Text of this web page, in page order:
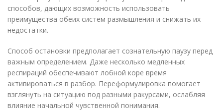
способов, дающих возможность использовать
преимущества обеих систем размышления и снижать их
недостатки.
Способ остановки предполагает сознательную паузу перед
важным определением. Даже несколько медленных
респираций обеспечивают лобной коре время
активироваться в разбор. Переформулировка помогает
взглянуть на ситуацию под разными ракурсами, ослабляя
влияние начальной чувственной понимания.